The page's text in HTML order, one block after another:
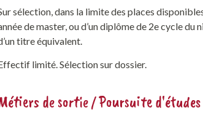
sélection, dans la limite des places
de master, ou d’un diplôme de 2e cycle
titre équivalent.
limité. Sélection sur dossier.
de sortie / Poursuite d'études